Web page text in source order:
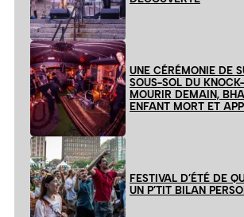
UNE CÉRÉMONIE DE
SOUS-SOL DU
MOURIR DEMAIN,
ENFANT MORT ET
FESTIVAL D’ÉTÉ DE
UN P’TIT BILAN